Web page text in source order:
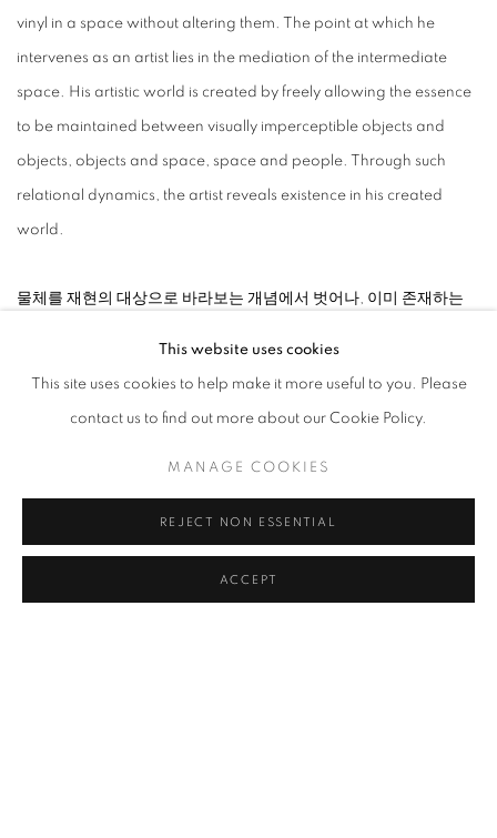
vinyl in a space without altering them. The point at which he
intervenes as an artist lies in the mediation of the intermediate
space. His artistic world is created by freely allowing the essence
to be maintained between visually imperceptible objects and
objects, objects and space, space and people. Through such
relational dynamics, the artist reveals existence in his created
world.
물체를 재현의 대상으로 바라보는 개념에서 벗어나, 이미 존재하는
와 공간, 공간과 사람 사이에 본질을 유지한채 자유롭게 방목되는 것,
This website uses cookies
This site uses cookies to help make it more useful to you. Please
contact us to find out more about our Cookie Policy.
MANAGE COOKIES
REJECT NON ESSENTIAL
ACCEPT